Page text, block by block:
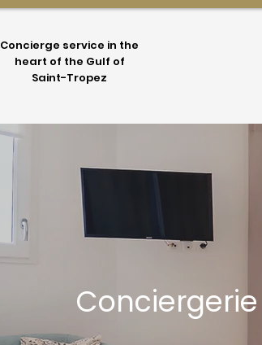
Concierge service in the
heart of the Gulf of
Saint-Tropez